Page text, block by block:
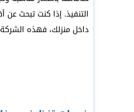
التنفيذ. إذا كنت تبحث
داخل منزلك، فهذه